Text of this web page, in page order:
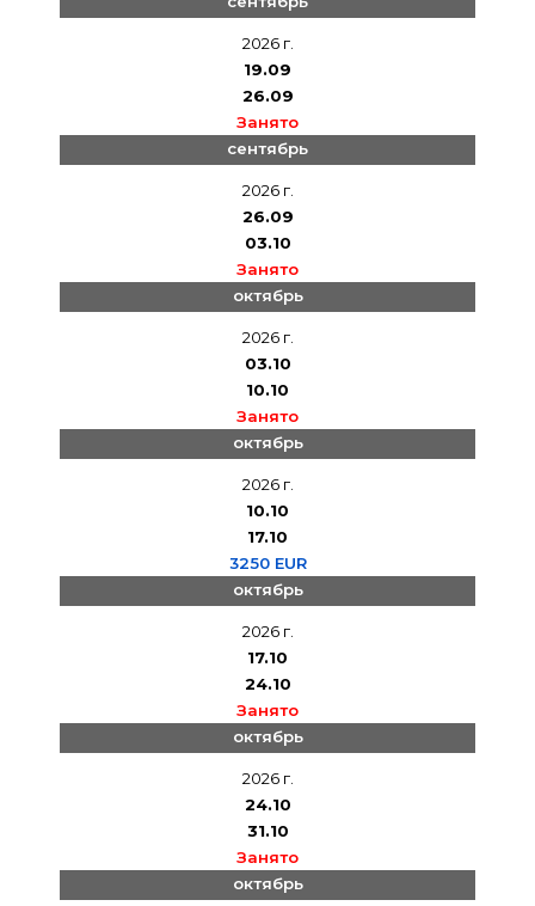
2026 г.
19.09
26.09
Занято
сентябрь
2026 г.
26.09
03.10
Занято
октябрь
2026 г.
03.10
10.10
Занято
октябрь
2026 г.
10.10
17.10
3250 EUR
октябрь
2026 г.
17.10
24.10
Занято
октябрь
2026 г.
24.10
31.10
Занято
октябрь